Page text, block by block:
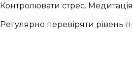
Контролювати стрес.
Регулярно перевіряти рівень